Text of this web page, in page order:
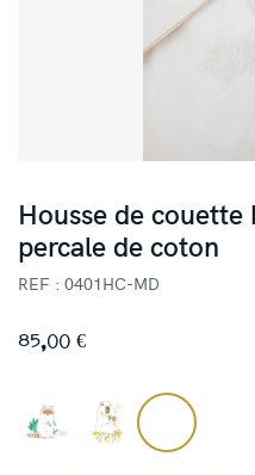
Housse de couette
percale de coton
REF : 0401HC-MD
85,00 €